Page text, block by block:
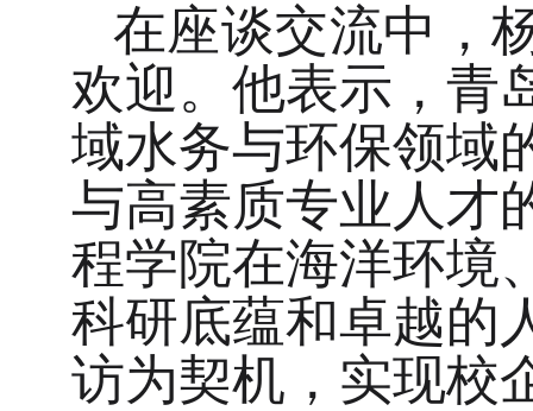
在座谈交流中，
欢迎。他表示，青
域水务与环保领域
与高素质专业人才
程学院在海洋环境
科研底蕴和卓越的
访为契机，实现校